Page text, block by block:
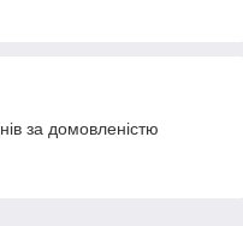
за домовленістю